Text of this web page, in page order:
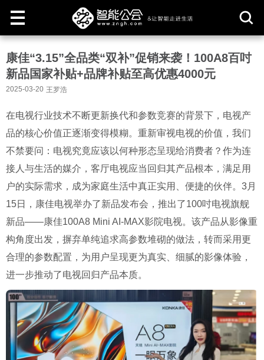
取
康佳“3.15”全品类“双补”促销来袭！100A8百吋
新品国家补贴+品牌补贴至高优惠4000元
2025-03-20 王罗浩
在电视行业技术不断更新换代和参数竞赛的背景下，电视产
品的核心价值正逐渐变得模糊。重新审视电视的价值，我们
不禁要问：电视究竟应该以何种形态呈现给消费者？作为连
接人与生活的媒介，客厅电视应当回归其产品根本，满足用
户的实际需求，成为家庭生活中真正实用、便捷的伙伴。3月
15日，康佳电视举办了新品发布会，推出了100吋电视旗舰
新品——康佳100A8 Mini AI-MAX影院电视。该产品从影像重
构角度出发，摒弃单纯追求高参数堆砌的做法，转而采用更
合理的参数配置，为用户呈现更为真实、细腻的影像体验，
进一步推动了电视回归产品本质。